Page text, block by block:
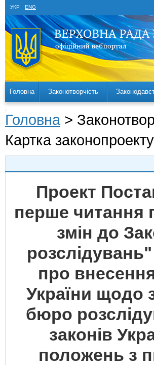
УКР ENG
Головна Законотворчість
Головна >
Картка
Проект
перше читання
змін до
про
України щодо
бюро
законів
положень з